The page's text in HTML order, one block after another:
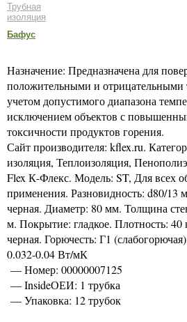
Трубная
изоляция
Бафус
Назначение: Предназначена для
положительными и отрицательными
учетом допустимого диапазона
исключением объектов с
токсичности продуктов горения.
Сайт производителя: kflex.ru.
изоляция, Теплоизоляция,
Flex К-Флекс. Модель: ST, Для всех
применения. Разновидность: d80/13
черная. Диаметр: 80 мм. Толщина
м. Покрытие: гладкое. Плотность: 40
черная. Горючесть: Г1
0.032-0.04 Вт/мК
— Номер: 00000007125
— InsideОЕИ: 1 трубка
— Упаковка: 12 трубок